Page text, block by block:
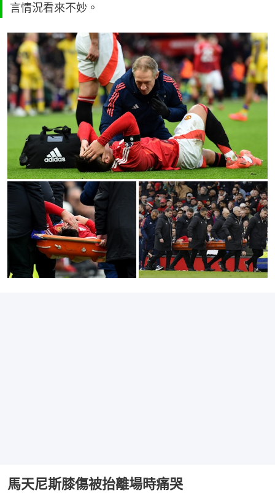
言情況看來不妙。
馬天尼斯膝傷被抬離場時痛哭